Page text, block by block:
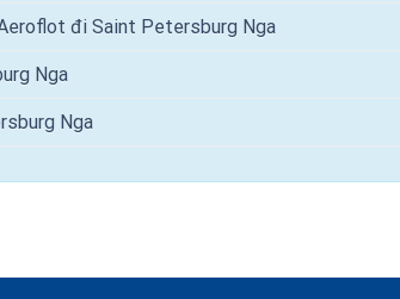
đi Saint Petersburg Nga
Nga
Nga